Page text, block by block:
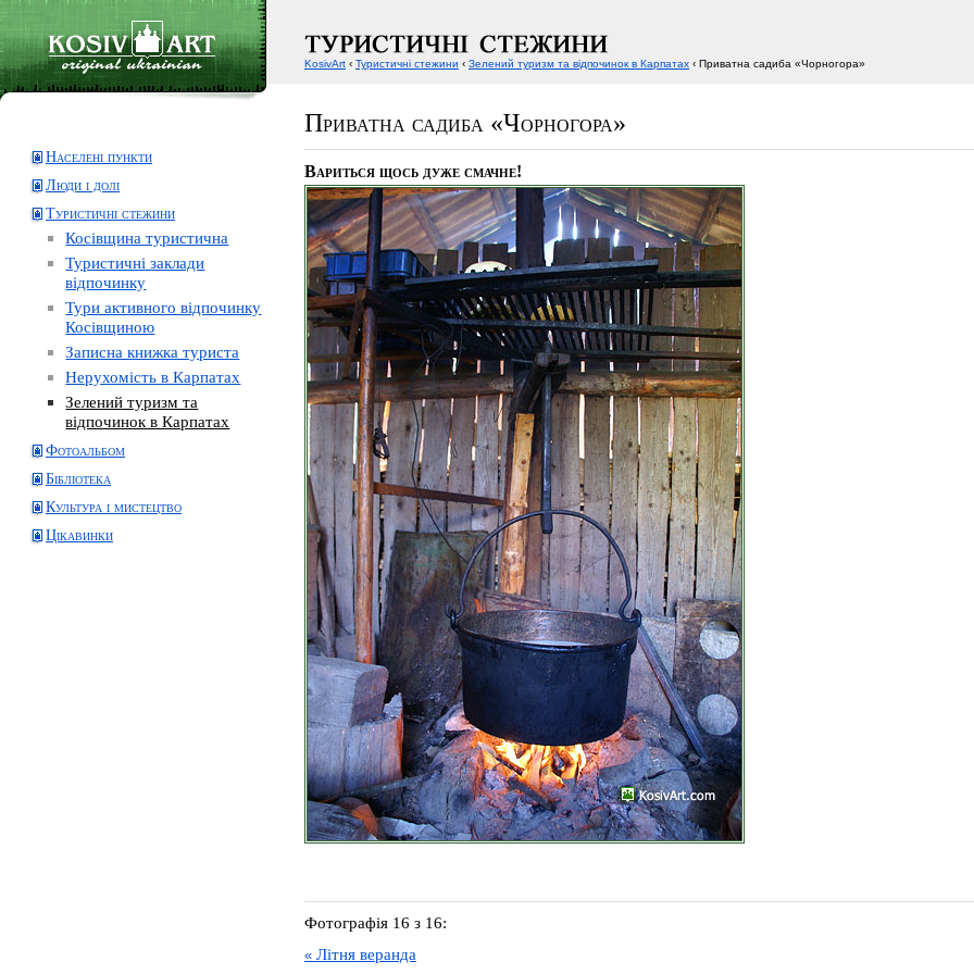
Приватна садиба «Чорногора»
Населені пункти
Люди і долі
Туристичні стежини
Косівщина туристична
Туристичні заклади
відпочинку
Тури активного відпочинку
Косівщиною
Записна книжка туриста
Нерухомість в Карпатах
Зелений туризм та
відпочинок в Карпатах
Фотоальбом
Бібліотека
Культура і мистецтво
Цікавинки
Вариться щось дуже смачне!
Фотографія 16 з 16:
« Літня веранда
KosivArt ‹ Туристичні стежини ‹ Зелений туризм та відпочинок в Карпатах ‹ Приватна садиба «Чорногора»